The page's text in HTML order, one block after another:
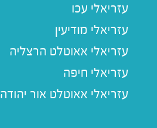
עזריאלי עכו
עזריאלי מודיעין
עזריאלי אאוטלט הרצליה
עזריאלי חיפה
עזריאלי אאוטלט אור יהודה